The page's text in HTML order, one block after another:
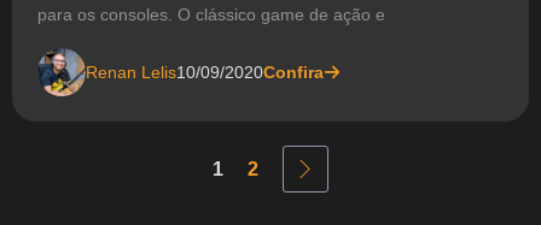
para os consoles. O clássico game de ação e
Renan Lelis10/09/2020Confira
1 2